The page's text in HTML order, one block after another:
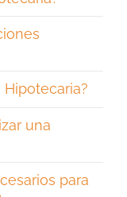
Hipotecaria?
una
para